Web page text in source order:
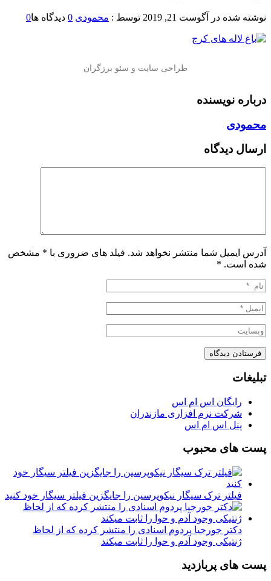
نوشته شده در آگوست 21, 2019 توسط : محمودی 0 دیدگاه ها0
درباره نویسنده
محمودی
ارسال دیدگاه
آدرس ایمیل شما منتشر نخواهد شد. فیلد های ضروری با * مشخص
شده است. *
تبلیغات
رایگان اس ام اس
شرکت نرم افزاری مازندران
پنل اس ام اس
پست های محبوب
فیلتر ترک سیگار نیکوپرسین را جایگزین فیلتر سیگار خود کنید
دکتر جورجیا پردوم اسنادی را منتشر کرده که از لحاظ
ژنتیکی وجود آدم و حوا را ثابت میکند
پست های پربازدید